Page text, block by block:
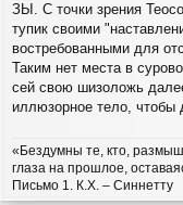
ЗЫ. С точки зрения
тупик своими
востребованными для
Таким нет места в
сей свою шизоложь
иллюзорное тело, чтобы
«Бездумны те, кто,
глаза на прошлое,
Письмо 1. К.Х. – Синнетту